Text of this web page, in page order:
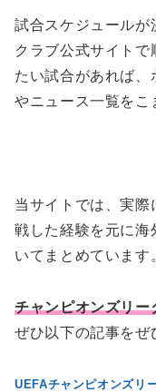
試合スケジュールが
クラブ公式サイトで
たい試合があれば、
やニュース一覧をこ
当サイトでは、実際
戦した経験を元に海
いてまとめています
チャンピオンズリー
ぜひ以下の記事をぜ
UEFAチャンピオンズリ